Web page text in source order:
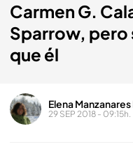
Carmen G.
Sparrow, pero
que él
Elena
29 SEP 2018 - 09:15h.